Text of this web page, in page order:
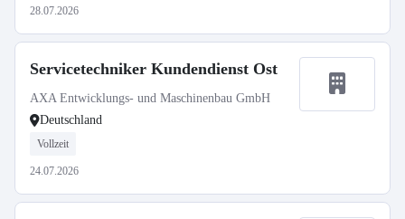
28.07.2026
Servicetechniker Kundendienst Ost
AXA Entwicklungs- und Maschinenbau GmbH
Deutschland
Vollzeit
24.07.2026